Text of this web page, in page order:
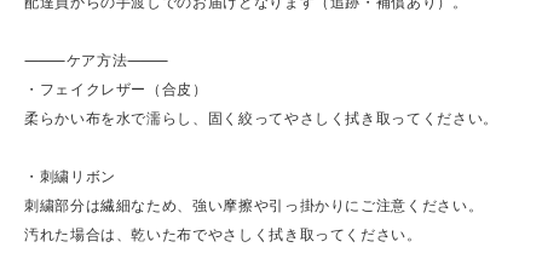
⸻ケア方法⸻
・フェイクレザー（合皮）
柔らかい布を水で濡らし、固く絞ってやさしく拭き取ってください。
・刺繍リボン
刺繍部分は繊細なため、強い摩擦や引っ掛かりにご注意ください。
汚れた場合は、乾いた布でやさしく拭き取ってください。